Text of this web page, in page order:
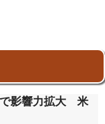
で影響力拡大 米